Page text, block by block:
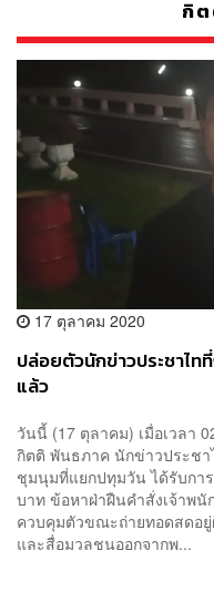
กิ
17 ตุลาคม 2020
ปล่อยตัวนักข่าวประชาไ
แล้ว
วันนี้ (17 ตุลาคม) เมื่อเวลา
กิตติ พันธภาค นักข่าวประช
ชุมนุมที่แยกปทุมวัน ได้รับกา
บาท ข้อหาฝ่าฝืนคำสั่งเจ้าพ
ควบคุมตัวขณะถ่ายทอดสดอ
และสื่อมวลชนออกจากพ...